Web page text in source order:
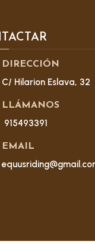
DIRECCIÓN
C/ Hilarion Eslava, 32
LLÁMANOS
915493391
EMAIL